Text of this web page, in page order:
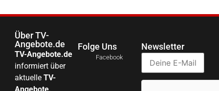
Über TV-
Angebote.de
TV-Angebote.de
informiert über
aktuelle TV-
Angebote,
Folge Uns
Facebook
Newsletter